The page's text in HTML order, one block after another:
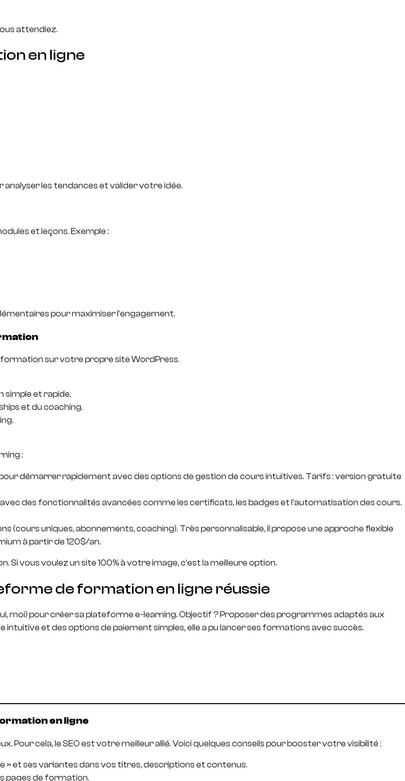
attendiez.
en ligne
les tendances et valider votre idée.
et leçons. Exemple :
pour maximiser l’engagement.
sur votre propre site WordPress.
simple et rapide.
et du coaching.
:
pour démarrer rapidement avec des options de gestion de cours intuitives. Tarifs : version gratuite
des fonctionnalités avancées comme les certificats, les badges et l’automatisation des cours.
uniques, abonnements, coaching). Très personnalisable, il propose une approche flexible
à partir de 120$/an.
vous voulez un site 100% à votre image, c’est la meilleure option.
de formation en ligne réussie
moi) pour créer sa plateforme e-learning. Objectif ? Proposer des programmes adaptés aux
intuitive et des options de paiement simples, elle a pu lancer ses formations avec succès.
en ligne
Pour cela, le SEO est votre meilleur allié. Voici quelques conseils pour booster votre visibilité :
» et ses variantes dans vos titres, descriptions et contenus.
pages de formation.